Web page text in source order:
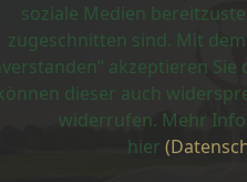
soziale Medien
zugeschnitten sind. Mit
akzeptieren Sie
dieser auch
widerrufen. Mehr
hier